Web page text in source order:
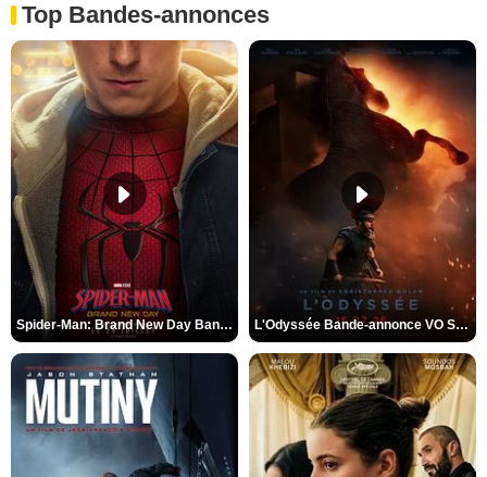
Top Bandes-annonces
Spider-Man: Brand New Day Bande-annonce VO STFR L'Odyssée Bande-annonce VO STFR